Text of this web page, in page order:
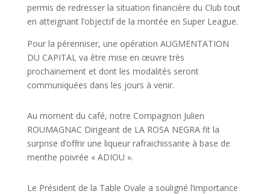
permis de redresser la situation financière du Club tout
en atteignant l’objectif de la montée en Super League.
Pour la pérenniser, une opération AUGMENTATION
DU CAPITAL va être mise en œuvre très
prochainement et dont les modalités seront
communiquées dans les jours à venir.
Au moment du café, notre Compagnon Julien
ROUMAGNAC Dirigeant de LA ROSA NEGRA fit la
surprise d’offrir une liqueur rafraichissante à base de
menthe poivrée « ADIOU ».
Le Président de la Table Ovale a souligné l’importance